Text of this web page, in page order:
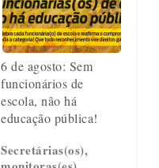
6 de agosto: Sem
funcionários de
escola, não há
educação pública!
Secretárias(os),